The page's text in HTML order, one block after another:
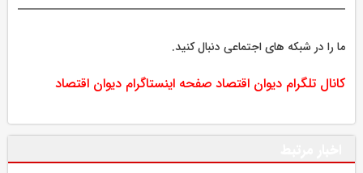
ما را در شبکه های اجتماعی دنبال کنید.
کانال تلگرام دیوان اقتصاد صفحه اینستاگرام دیوان اقتصاد